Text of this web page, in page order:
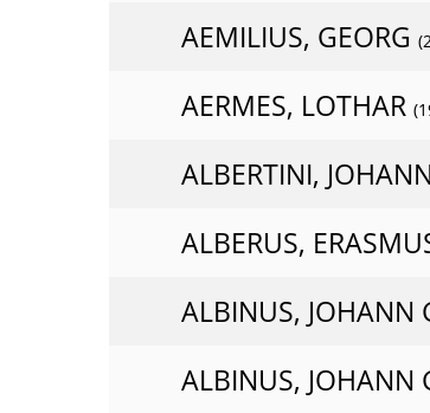
AEMILIUS, GEORG
AERMES, LOTHAR
ALBERTINI,
ALBERUS,
ALBINUS, JOHANN
ALBINUS, JOHANN